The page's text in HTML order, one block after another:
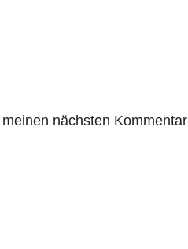
nächsten Kommentar